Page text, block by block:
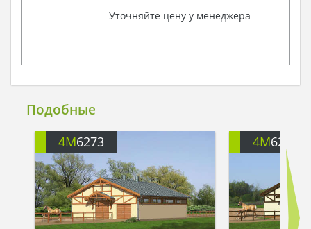
Уточняйте цену у менеджера
Подобные
4M6273 4M6273A